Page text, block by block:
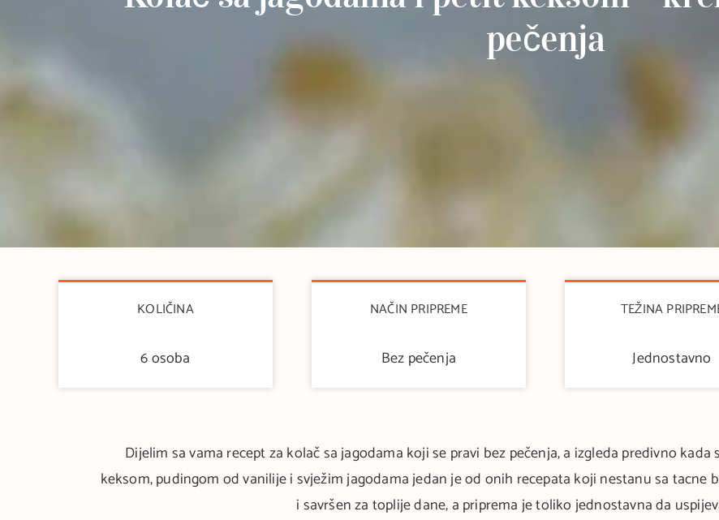
pečenja
KOLIČINA
6 osoba
NAČIN PRIPREME
Bez pečenja
TEŽINA
Jednostavno
Dijelim sa vama recept za kolač sa jagodama koji se pravi bez pečenja, a izgleda predivno
keksom, pudingom od vanilije i svježim jagodama jedan je od onih recepata koji nestanu sa tacne
i savršen za toplije dane, a priprema je toliko jednostavna da